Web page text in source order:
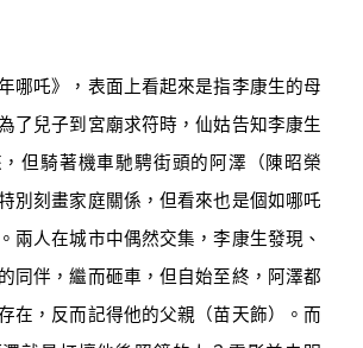
哪吒》，表面上看起來是指李康生的母
了兒子到宮廟求符時，仙姑告知李康生
但騎著機車馳騁街頭的阿澤（陳昭榮
別刻畫家庭關係，但看來也是個如哪吒
兩人在城市中偶然交集，李康生發現、
同伴，繼而砸車，但自始至終，阿澤都
在，反而記得他的父親（苗天飾）。而